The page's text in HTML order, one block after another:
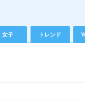
女子 トレンド